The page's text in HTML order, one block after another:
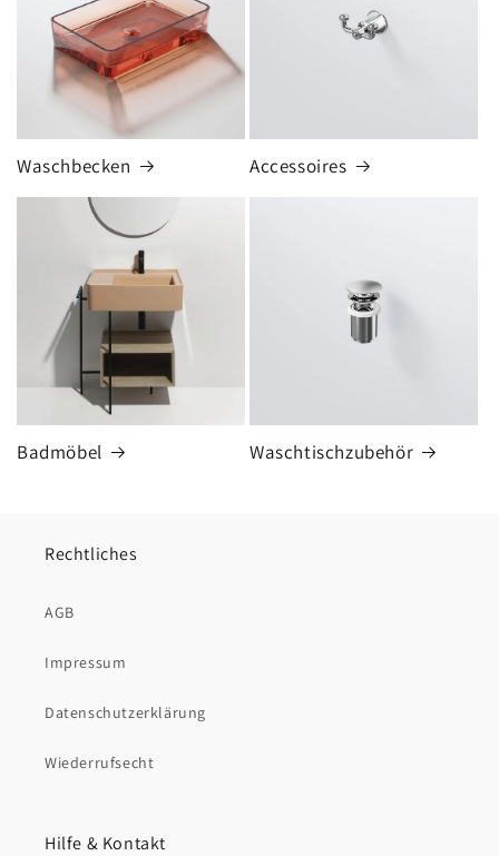
Waschbecken Accessoires
Badmöbel Waschtischzubehör
Rechtliches
AGB
Impressum
Datenschutzerklärung
Wiederrufsecht
Hilfe & Kontakt